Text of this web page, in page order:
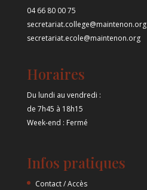
04 66 80 00 75
secretariat.college@maintenon.org
secretariat.ecole@maintenon.org
Horaires
Du lundi au vendredi :
de 7h45 à 18h15
Week-end : Fermé
Infos pratiques
Contact / Accès